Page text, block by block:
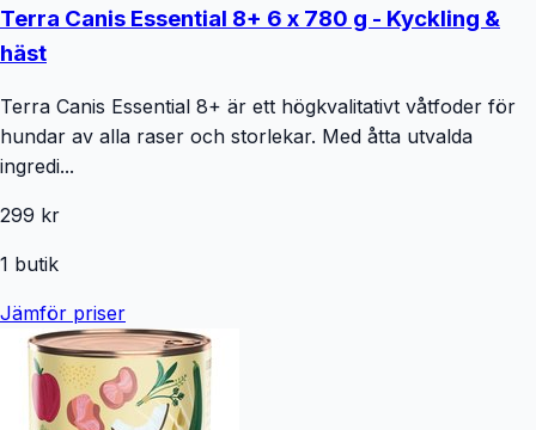
Terra Canis Essential 8+ 6 x 780 g - Kyckling &
häst
Terra Canis Essential 8+ är ett högkvalitativt våtfoder för
hundar av alla raser och storlekar. Med åtta utvalda
ingredi...
299 kr
1 butik
Jämför priser